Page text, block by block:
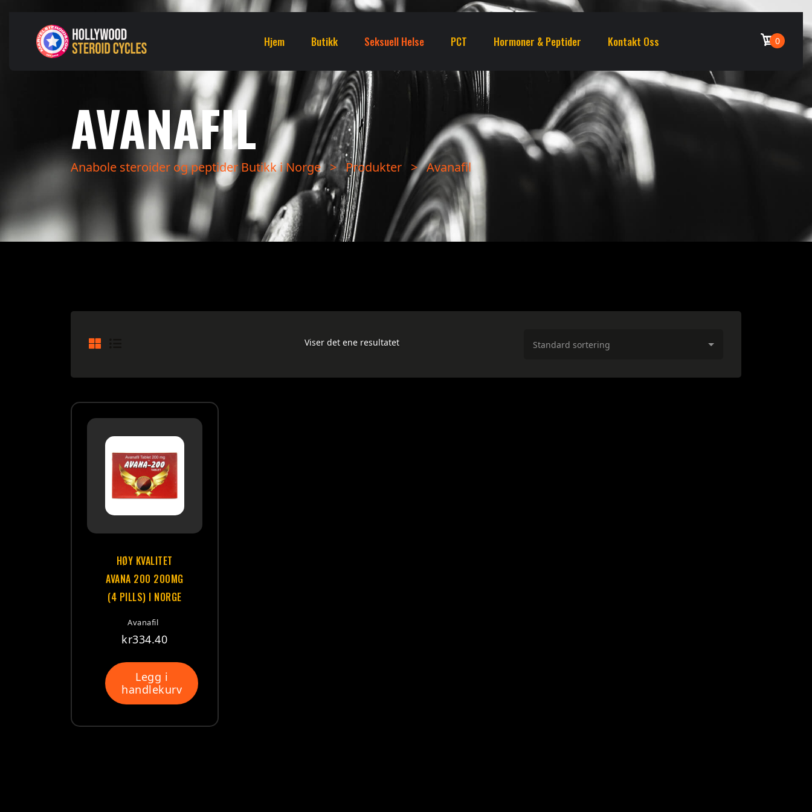
Hjem Butikk Seksuell Helse PCT Hormoner & Peptider Kontakt Oss 0
AVANAFIL
Anabole steroider og peptider Butikk i Norge > Produkter > Avanafil
Viser det ene resultatet
HØY KVALITET
AVANA 200 200MG
(4 PILLS) I NORGE
Avanafil
kr334.40
Legg i
handlekurv